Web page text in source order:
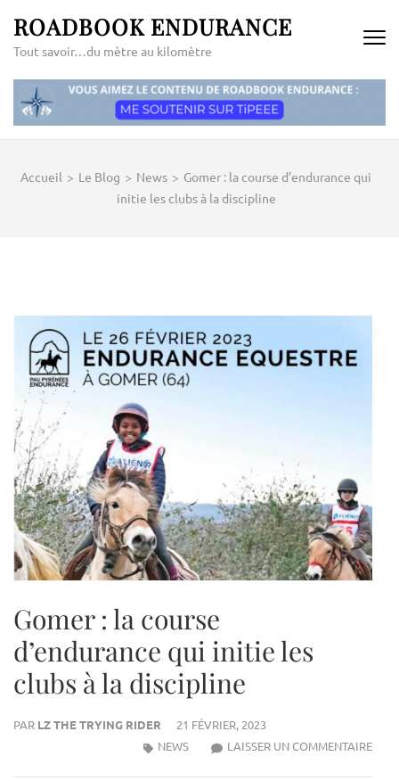
contenu
Entrée)
ROADBOOK ENDURANCE
Tout savoir…du mètre au kilomètre
Accueil > Le Blog > News > Gomer : la course d’endurance qui
initie les clubs à la discipline
Gomer : la course
d’endurance qui initie les
clubs à la discipline
PAR LZ THE TRYING RIDER
21 FÉVRIER, 2023
LAISSER UN COMMENTAIRE
NEWS